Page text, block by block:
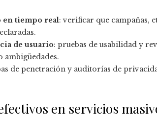
en tiempo real: verificar que campañas,
de usuario: pruebas de usabilidad y
ambigüedades.
de penetración y auditorías de
en servicios